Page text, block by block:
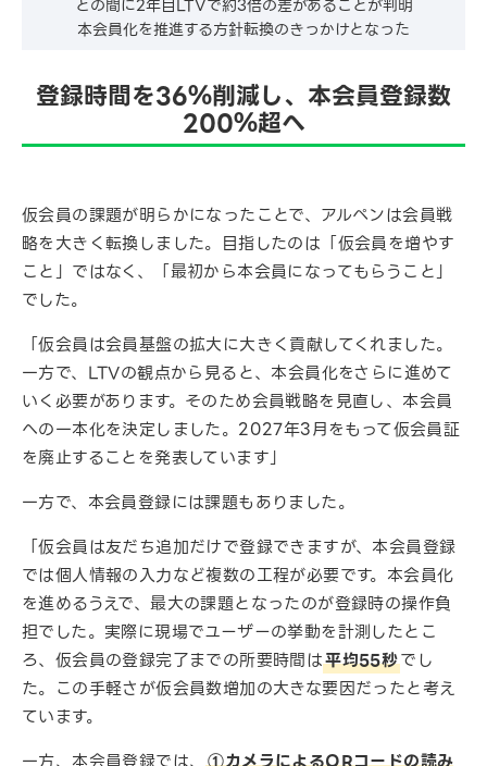
との間に2年目LTVで約3倍の差があることが判明
本会員化を推進する方針転換のきっかけとなった
登録時間を36％削減し、本会員登録数
200％超へ
仮会員の課題が明らかになったことで、アルペンは会員戦
略を大きく転換しました。目指したのは「仮会員を増やす
こと」ではなく、「最初から本会員になってもらうこと」
でした。
「仮会員は会員基盤の拡大に大きく貢献してくれました。
一方で、LTVの観点から見ると、本会員化をさらに進めて
いく必要があります。そのため会員戦略を見直し、本会員
への一本化を決定しました。2027年3月をもって仮会員証
を廃止することを発表しています」
一方で、本会員登録には課題もありました。
「仮会員は友だち追加だけで登録できますが、本会員登録
では個人情報の入力など複数の工程が必要です。本会員化
を進めるうえで、最大の課題となったのが登録時の操作負
担でした。実際に現場でユーザーの挙動を計測したとこ
ろ、仮会員の登録完了までの所要時間は平均55秒でし
た。この手軽さが仮会員数増加の大きな要因だったと考え
ています。